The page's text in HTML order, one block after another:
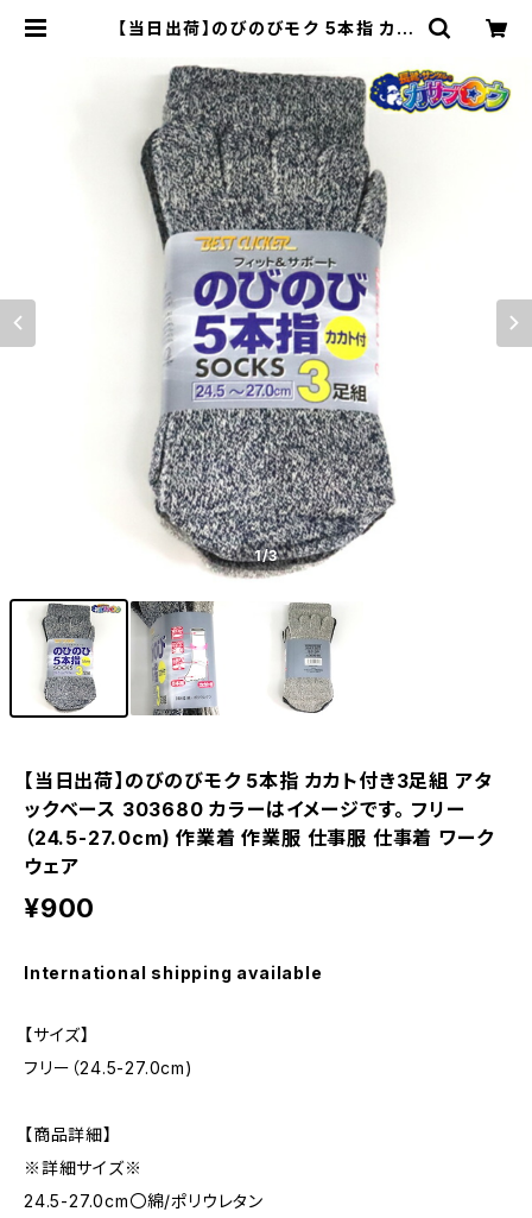
【当日出荷】のびのびモク 5本指 カカ
0 カラーはイメージです。 フリー（24.
5-27.0cm) 作業着 作業服 仕事服
仕事着 ワークウェア | 長靴・サンダル
のカサブロウ
1/3
【当日出荷】のびのびモク 5本指 カカト付き3足組 アタ
ックベース 303680 カラーはイメージです。 フリー
（24.5-27.0cm) 作業着 作業服 仕事服 仕事着 ワーク
ウェア
¥900
International shipping available
【サイズ】
フリー（24.5-27.0cm)
【商品詳細】
※詳細サイズ※
24.5-27.0cm〇綿/ポリウレタン